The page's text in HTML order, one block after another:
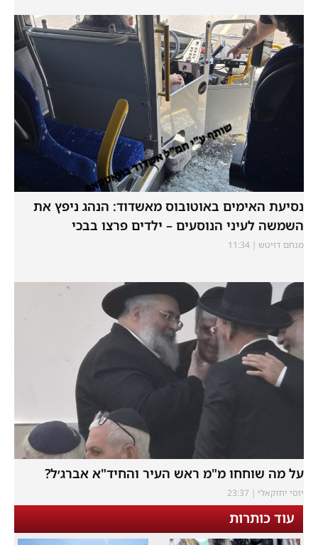
נסיעת האימים באוטובוס מאשדוד: הנהג ניפץ את
השמשה לעיני הנוסעים – ילדים פרצו בבכי
מנחם דויטש
על מה שוחחו מ"מ ראש העיר והחיד"א אברג׳ל?
יוסי יחזקאלי
עוד כותרות